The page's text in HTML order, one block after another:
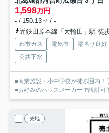
1,598万円
- / 150.13㎡ / -
近鉄田原本線「大輪田」駅 徒
都市ガス 電気有 陽当り良好
公共下水
■商業施設・小中学校が徒歩圏内！
■お好みのハウスメーカーで設計可
売地